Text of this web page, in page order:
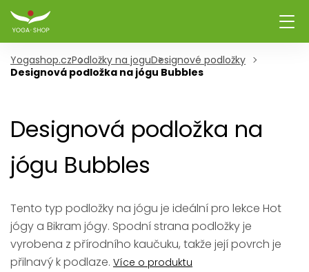
Yogashop.czPodložky na joguDesignové podložky
Designová podložka na jógu Bubbles
Designová podložka na
jógu Bubbles
Tento typ podložky na jógu je ideální pro lekce Hot
jógy a Bikram jógy. Spodní strana podložky je
vyrobena z přírodního kaučuku, takže její povrch je
přilnavý k podlaze. Více o produktu